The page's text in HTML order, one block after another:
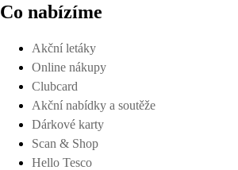
Co nabízíme
Akční letáky
Online nákupy
Clubcard
Akční nabídky a soutěže
Dárkové karty
Scan & Shop
Hello Tesco